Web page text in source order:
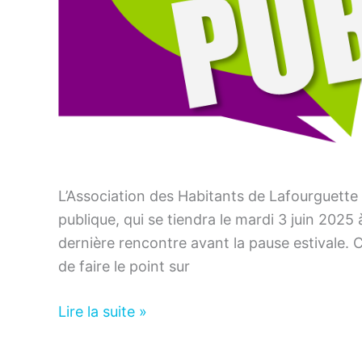
L’Association des Habitants de
publique, qui se tiendra le mardi 3 juin 2025
dernière rencontre avant la pause estivale.
de faire le point sur
Association
Lire la suite »